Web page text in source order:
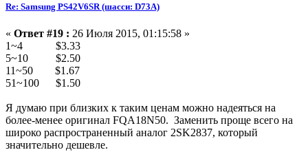
Re: Samsung PS42V6SR (шасси: D73A)
« Ответ #19 : 26 Июля 2015, 01:15:58 »
1~4 $3.33
5~10 $2.50
11~50 $1.67
51~100 $1.50
Я думаю при близких к таким ценам можно надеяться на
более-менее оригинал FQA18N50. Заменить проще всего на
широко распространенный аналог 2SK2837, который
значительно дешевле.